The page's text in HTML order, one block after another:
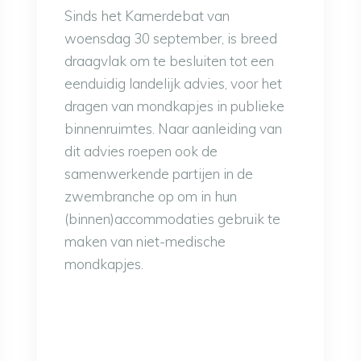
Sinds het Kamerdebat van
woensdag 30 september, is breed
draagvlak om te besluiten tot een
eenduidig landelijk advies, voor het
dragen van mondkapjes in publieke
binnenruimtes. Naar aanleiding van
dit advies roepen ook de
samenwerkende partijen in de
zwembranche op om in hun
(binnen)accommodaties gebruik te
maken van niet-medische
mondkapjes.